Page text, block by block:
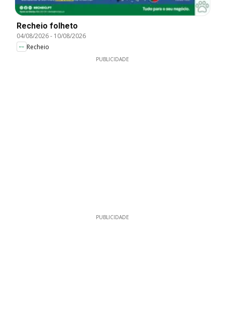
Recheio folheto
04/08/2026- 10/08/2026
Recheio
PUBLICIDADE
PUBLICIDADE